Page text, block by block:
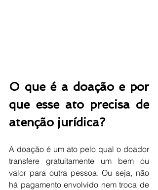
O que é a doação e por
que esse ato precisa de
atenção jurídica?
A doação é um ato pelo qual o doador
transfere gratuitamente um bem ou
valor para outra pessoa. Ou seja, não
há pagamento envolvido nem troca de